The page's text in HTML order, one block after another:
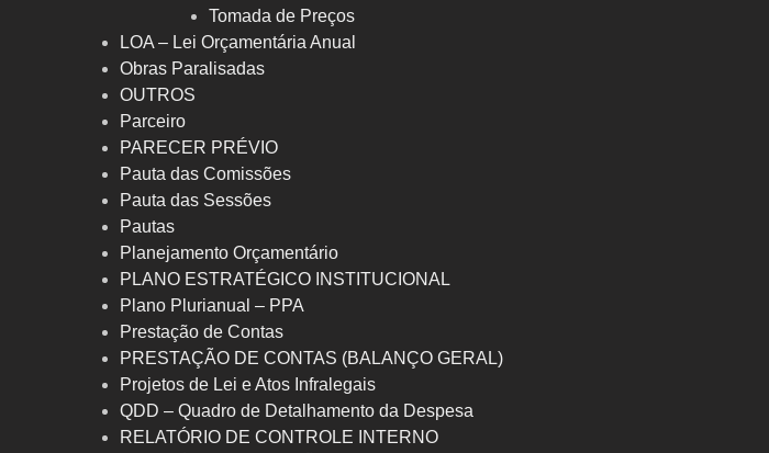
Tomada de Preços
LOA – Lei Orçamentária Anual
Obras Paralisadas
OUTROS
Parceiro
PARECER PRÉVIO
Pauta das Comissões
Pauta das Sessões
Pautas
Planejamento Orçamentário
PLANO ESTRATÉGICO INSTITUCIONAL
Plano Plurianual – PPA
Prestação de Contas
PRESTAÇÃO DE CONTAS (BALANÇO GERAL)
Projetos de Lei e Atos Infralegais
QDD – Quadro de Detalhamento da Despesa
RELATÓRIO DE CONTROLE INTERNO